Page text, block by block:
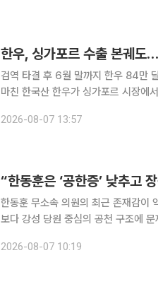
한우, 싱가포르 수출 본궤도
검역 타결 후 6월 말까지 한우 84만 달러 수출
마친 한국산 한우가 싱가포르 시장에
식품유통공사(aT)는 7일 2025년 11
2026-08-07 13:57
“한동훈은 ‘공한증’ 낮추고
한동훈 무소속 의원의 최근 존재감이
보다 강성 당원 중심의 공천 구조에
윤보현)에 출연해 “존재감과 피로감
2026-08-07 10:19